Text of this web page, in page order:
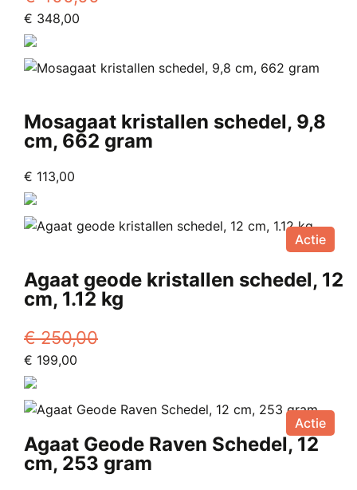
Oorspronkelijke
prijs
was:
€ 400,00.
€ 348,00
€ 348,00.
Mosagaat kristallen schedel, 9,8
cm, 662 gram
€ 113,00
Actie
Agaat geode kristallen schedel, 12
cm, 1.12 kg
€250,00
Oorspronkelijke
prijs
was:
€ 250,00.
€ 199,00
€ 199,00.
Actie
Agaat Geode Raven Schedel, 12
cm, 253 gram